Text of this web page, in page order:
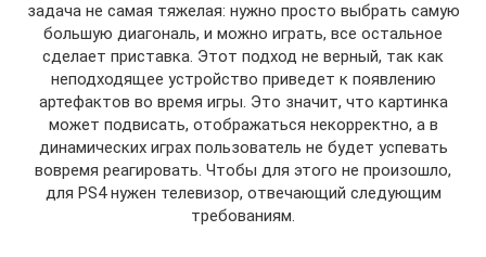
задача не самая тяжелая: нужно просто выбрать самую
большую диагональ, и можно играть, все остальное
сделает приставка. Этот подход не верный, так как
неподходящее устройство приведет к появлению
артефактов во время игры. Это значит, что картинка
может подвисать, отображаться некорректно, а в
динамических играх пользователь не будет успевать
вовремя реагировать. Чтобы для этого не произошло,
для PS4 нужен телевизор, отвечающий следующим
требованиям.